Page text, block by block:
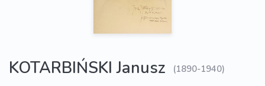
KOTARBIŃSKI Janusz (1890-1940)